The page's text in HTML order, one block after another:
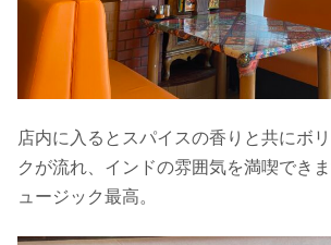
店内に入るとスパイスの香りと共にボ
クが流れ、インドの雰囲気を満喫でき
ュージック最高。